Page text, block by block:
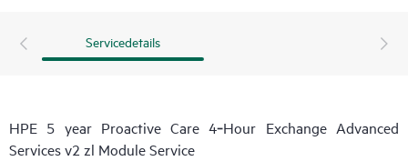
Servicedetails
HPE 5 year Proactive Care 4‑Hour Exchange Advanced
Services v2 zl Module Service